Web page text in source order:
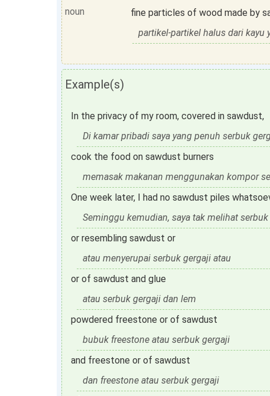
noun
fine particles of wood made by
partikel-partikel halus dari kayu
Example(s)
In the privacy of my room, covered in sawdust,
Di kamar pribadi saya yang penuh serbuk
cook the food on sawdust burners
memasak makanan menggunakan kompor
One week later, I had no sawdust piles
Seminggu kemudian, saya tak melihat serbuk
or resembling sawdust or
atau menyerupai serbuk gergaji atau
or of sawdust and glue
atau serbuk gergaji dan lem
powdered freestone or of sawdust
bubuk freestone atau serbuk gergaji
and freestone or of sawdust
dan freestone atau serbuk gergaji